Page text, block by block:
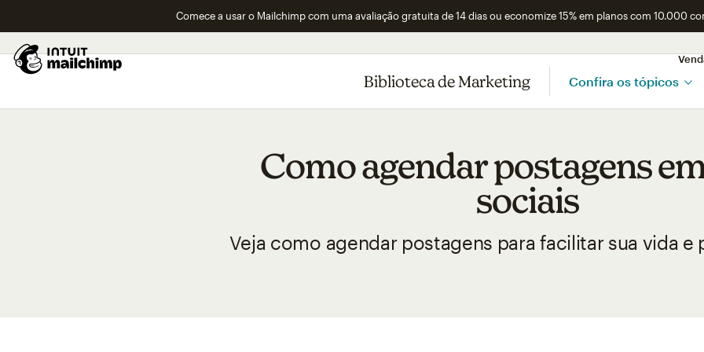
Comece a usar o Mailchimp com uma avaliação gratuita de 14 dias ou economize 15% em planos com 10.000
Biblioteca de Marketing Confira os tópicos
Como agendar postagens
sociais
Veja como agendar postagens para facilitar sua vida e